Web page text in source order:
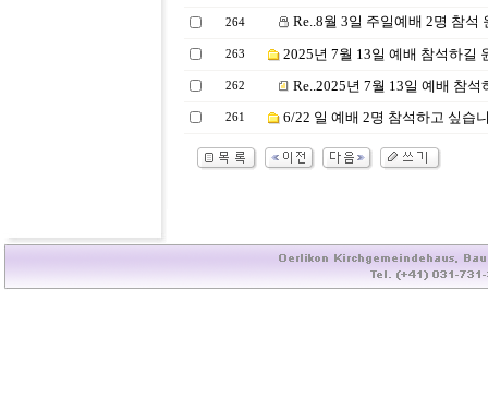
264 Re..8월 3일 주일예배 2명 참석
263 2025년 7월 13일 예배 참석하길
262 Re..2025년 7월 13일 예배 참석
261 6/22 일 예배 2명 참석하고 싶습